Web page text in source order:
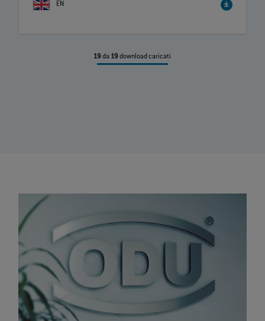
EN
19 da 19 download caricati